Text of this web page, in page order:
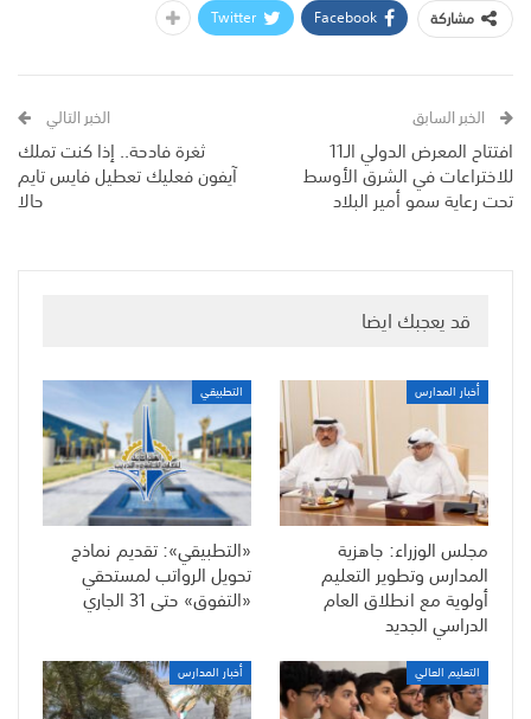
مشاركة
Facebook
Twitter
الخبر السابق
افتتاح المعرض الدولي الـ11
للاختراعات في الشرق الأوسط
تحت رعاية سمو أمير البلاد
الخبر التالي
ثغرة فادحة.. إذا كنت تملك
آيفون فعليك تعطيل فايس تايم
حالا
قد يعجبك ايضا
أخبار المدارس
مجلس الوزراء: جاهزية
المدارس وتطوير التعليم
أولوية مع انطلاق العام
الدراسي الجديد
التطبيقي
«التطبيقي»: تقديم نماذج
تحويل الرواتب لمستحقي
«التفوق» حتى 31 الجاري
التعليم العالي أخبار المدارس